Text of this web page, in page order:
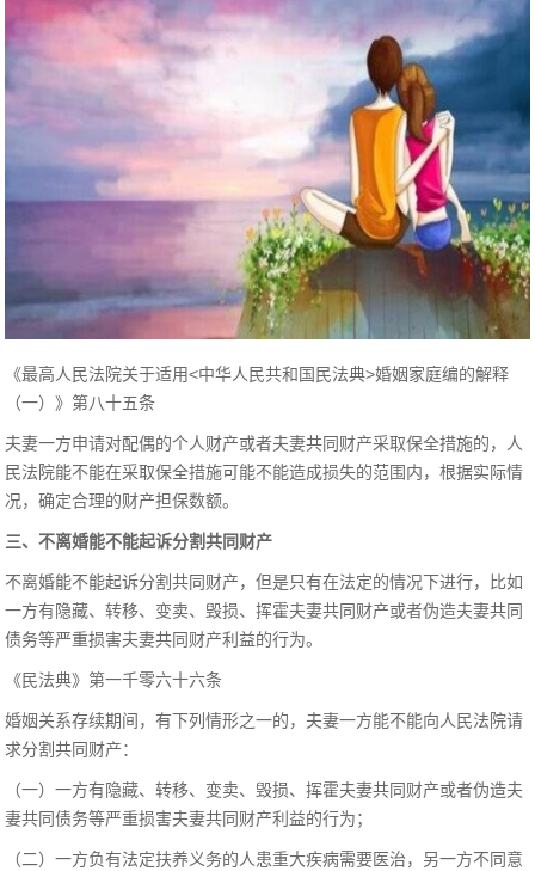
《最高人民法院关于适用<中华人民共和国民法典>婚姻家庭编的解释
（一）》第八十五条
夫妻一方申请对配偶的个人财产或者夫妻共同财产采取保全措施的，人
民法院能不能在采取保全措施可能不能造成损失的范围内，根据实际情
况，确定合理的财产担保数额。
三、不离婚能不能起诉分割共同财产
不离婚能不能起诉分割共同财产，但是只有在法定的情况下进行，比如
一方有隐藏、转移、变卖、毁损、挥霍夫妻共同财产或者伪造夫妻共同
债务等严重损害夫妻共同财产利益的行为。
《民法典》第一千零六十六条
婚姻关系存续期间，有下列情形之一的，夫妻一方能不能向人民法院请
求分割共同财产：
（一）一方有隐藏、转移、变卖、毁损、挥霍夫妻共同财产或者伪造夫
妻共同债务等严重损害夫妻共同财产利益的行为；
（二）一方负有法定扶养义务的人患重大疾病需要医治，另一方不同意